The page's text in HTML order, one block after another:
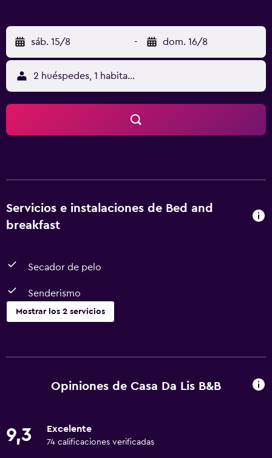
sáb. 15/8 - dom. 16/8
2 huéspedes, 1 habitación
Servicios e instalaciones de Bed and
breakfast
Secador de pelo
Senderismo
Mostrar los 2 servicios
Secador de pelo
Actividades
Opiniones de Casa Da Lis B&B
9,3 Excelente
74 calificaciones verificadas